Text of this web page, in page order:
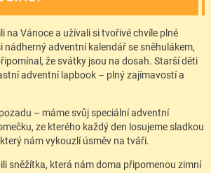
na Vánoce a užívali si tvořivé chvíle plné
nádherný adventní kalendář se sněhulákem,
že svátky jsou na dosah. Starší děti
adventní lapbook – plný zajímavostí a
– máme svůj speciální adventní
ze kterého každý den losujeme sladkou
nám vykouzlí úsměv na tváři.
sněžítka, která nám doma připomenou zimní